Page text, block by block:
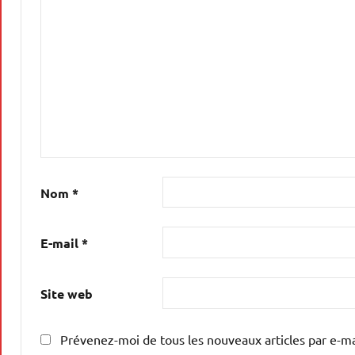
Nom *
E-mail*
Site web
Prévenez-moi de tous les nouveaux articles par e-